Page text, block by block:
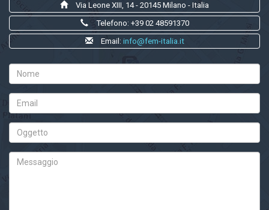
Via Leone XIII, 14 - 20145 Milano - Italia
Telefono: +39 02 48591370
Email: info@fem-italia.it